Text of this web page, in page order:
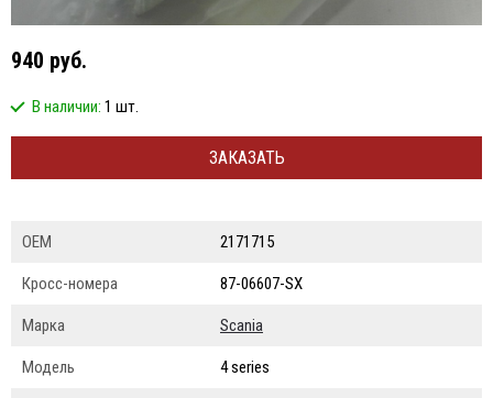
940 руб.
В наличии: 1 шт.
ЗАКАЗАТЬ
ОЕМ 2171715
Кросс-номера 87-06607-SX
Марка Scania
Модель 4 series